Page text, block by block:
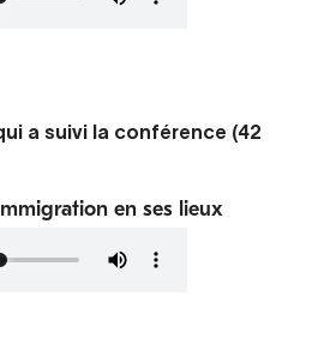
a suivi la conférence (42
en ses lieux